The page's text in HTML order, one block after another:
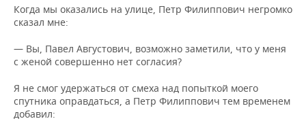
Когда мы оказались на улице, Петр Филиппович негромко
сказал мне:
— Вы, Павел Августович, возможно заметили, что у меня
с женой совершенно нет согласия?
Я не смог удержаться от смеха над попыткой моего
спутника оправдаться, а Петр Филиппович тем временем
добавил: